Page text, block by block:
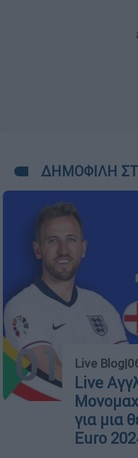
ΔΗΜΟΦΙΛΗ
01 Live Blog|
Live
για μια
Euro